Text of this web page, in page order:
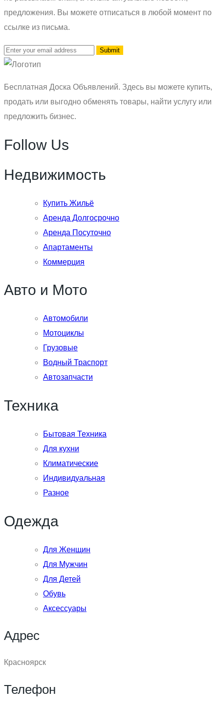
предложения. Вы можете отписаться в любой момент по
ссылке из письма.
Бесплатная Доска Объявлений. Здесь вы можете купить,
продать или выгодно обменять товары, найти услугу или
предложить бизнес.
Follow Us
Недвижимость
Купить Жильё
Аренда Долгосрочно
Аренда Посуточно
Апартаменты
Коммерция
Авто и Мото
Автомобили
Мотоциклы
Грузовые
Водный Траспорт
Автозапчасти
Техника
Бытовая Техника
Для кухни
Климатические
Индивидуальная
Разное
Одежда
Для Женщин
Для Мужчин
Для Детей
Обувь
Аксессуары
Адрес
Красноярск
Телефон